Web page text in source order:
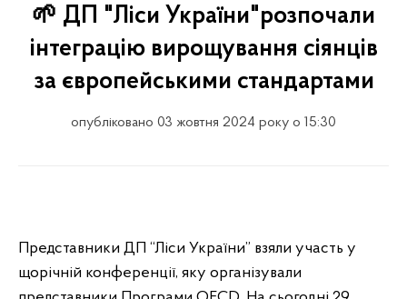
🌱 ДП "Ліси України"розпочали
інтеграцію вирощування сіянців
за європейськими стандартами
опубліковано 03 жовтня 2024 року о 15:30
Представники ДП “Ліси України” взяли участь у
щорічній конференції, яку організували